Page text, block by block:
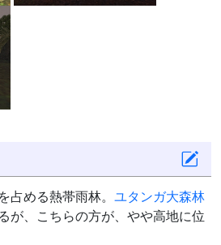
占める熱帯雨林。 ユタンガ大森林
が、こちらの方が、やや高地に位